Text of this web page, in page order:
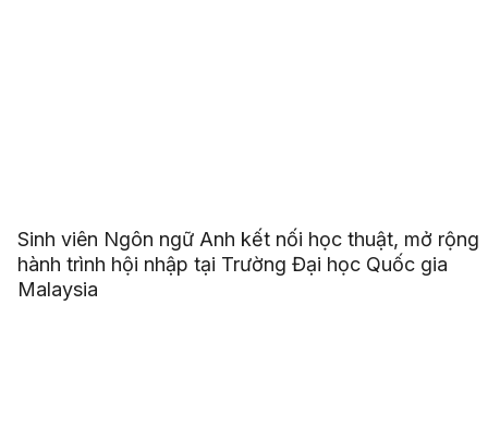
Sinh viên Ngôn ngữ Anh kết nối học thuật, mở rộng
hành trình hội nhập tại Trường Đại học Quốc gia
Malaysia